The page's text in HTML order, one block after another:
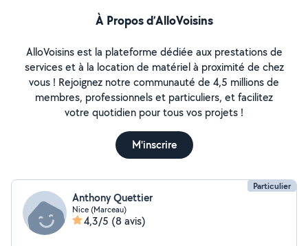
À Propos d’AlloVoisins
AlloVoisins est la plateforme dédiée aux prestations de
services et à la location de matériel à proximité de chez
vous ! Rejoignez notre communauté de 4,5 millions de
membres, professionnels et particuliers, et facilitez
votre quotidien pour tous vos projets !
M'inscrire
Particulier
Anthony Quettier
Nice (Marceau)
4,3/5 (8 avis)